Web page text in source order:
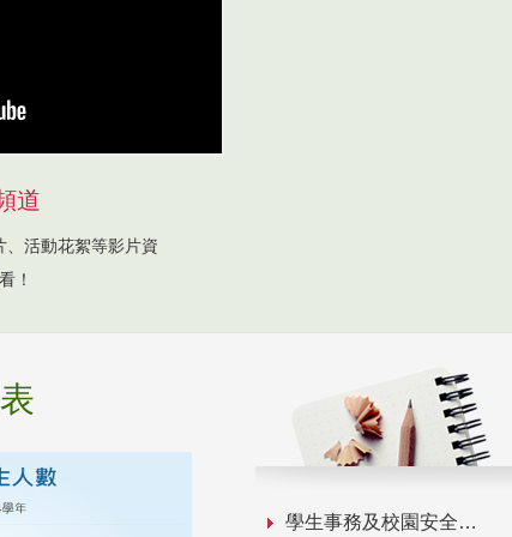
道
、活動花絮等影片資
！
學生事務及校園安全